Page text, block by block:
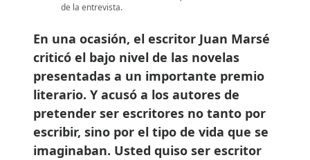
de la entrevista.
En una ocasión, el escritor Juan Marsé
criticó el bajo nivel de las novelas
presentadas a un importante premio
literario. Y acusó a los autores de
pretender ser escritores no tanto por
escribir, sino por el tipo de vida que se
imaginaban. Usted quiso ser escritor